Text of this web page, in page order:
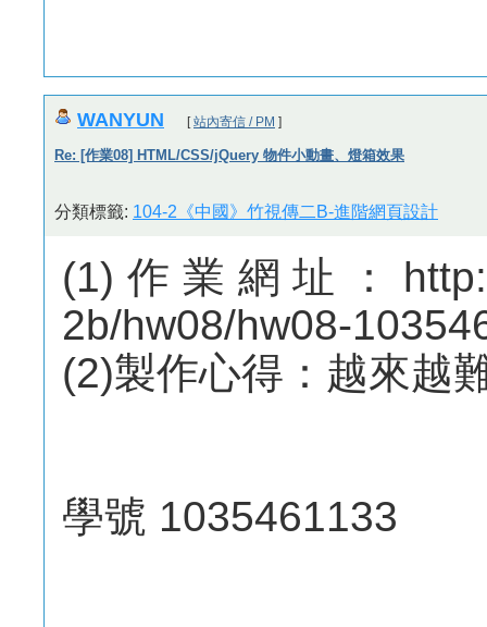
WANYUN [站內寄信 / PM ]
Re: [作業08] HTML/CSS/jQuery 物件小動畫、燈箱效果
分類標籤: 104-2《中國》竹視傳二B-進階網頁設計
(1)作業網址：
2b/hw08/hw08-
(2)製作心得：越來越
學號 1035461133